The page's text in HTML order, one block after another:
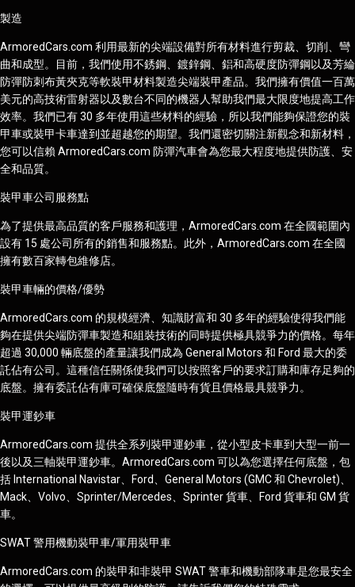
製造
ArmoredCars.com 利用最新的尖端設備對所有材料進行剪裁、切削、彎
曲和成型。目前，我們使用不銹鋼、鍍鋅鋼、鋁和高硬度防彈鋼以及芳綸
防彈防刺布黃夾克等軟裝甲材料製造尖端裝甲產品。我們擁有價值一百萬
美元的高技術雷射器以及數台不同的機器人幫助我們最大限度地提高工作
效率。我們已有 30 多年使用這些材料的經驗，所以我們能夠保證您的裝
甲車或裝甲卡車達到並超越您的期望。我們還密切關注新觀念和新材料，
您可以信賴 ArmoredCars.com 防彈汽車會為您最大程度地提供防護、安
全和品質。
裝甲車公司服務點
為了提供最高品質的客戶服務和護理，ArmoredCars.com 在全國範圍內
設有 15 處公司所有的銷售和服務點。此外，ArmoredCars.com 在全國
擁有數百家轉包維修店。
裝甲車輛的價格/優勢
ArmoredCars.com 的規模經濟、知識財富和 30 多年的經驗使得我們能
夠在提供尖端防彈車製造和組裝技術的同時提供極具競爭力的價格。每年
超過 30,000 輛底盤的產量讓我們成為 General Motors 和 Ford 最大的委
託佔有公司。這種信任關係使我們可以按照客戶的要求訂購和庫存足夠的
底盤。擁有委託佔有庫可確保底盤隨時有貨且價格最具競爭力。
裝甲運鈔車
ArmoredCars.com 提供全系列裝甲運鈔車，從小型皮卡車到大型一前一
後以及三軸裝甲運鈔車。ArmoredCars.com 可以為您選擇任何底盤，包
括 International Navistar、Ford、General Motors (GMC 和 Chevrolet)、
Mack、Volvo、Sprinter/Mercedes、Sprinter 貨車、Ford 貨車和 GM 貨
車。
SWAT 警用機動裝甲車/軍用裝甲車
ArmoredCars.com 的裝甲和非裝甲 SWAT 警車和機動部隊車是您最安全